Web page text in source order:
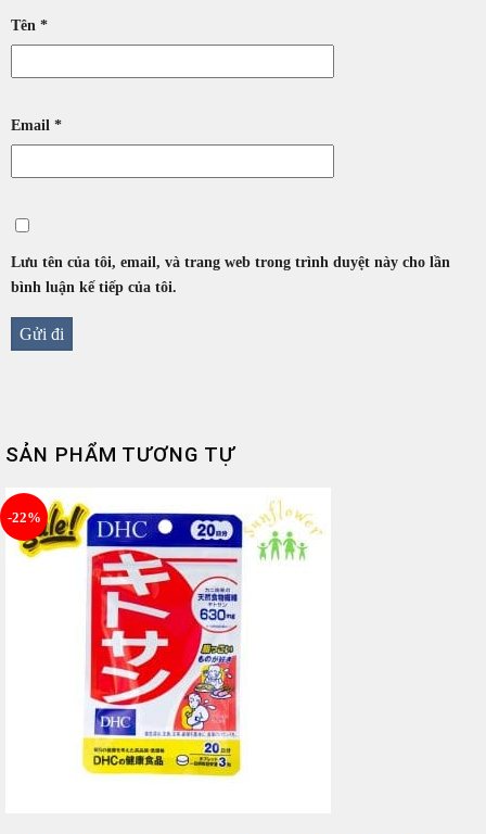
Tên *
Email *
Lưu tên của tôi, email, và trang web trong trình duyệt này cho lần
bình luận kế tiếp của tôi.
SẢN PHẨM TƯƠNG TỰ
-22%